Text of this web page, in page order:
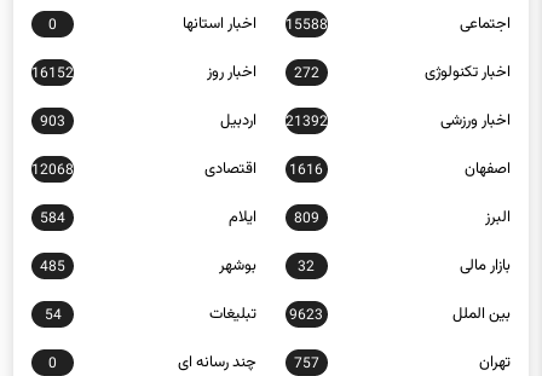
اجتماعی 15588 اخبار استانها 0
اخبار تکنولوژی 272 اخبار روز 16152
اخبار ورزشی 21392 اردبیل 903
اصفهان 1616 اقتصادی 12068
البرز 809 ایلام 584
بازار مالی 32 بوشهر 485
بین الملل 9623 تبلیغات 54
تهران 757 چند رسانه ای 0